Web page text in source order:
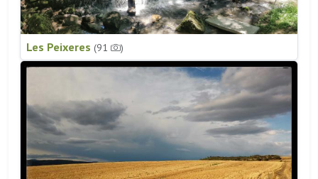
Les Peixeres (91 )